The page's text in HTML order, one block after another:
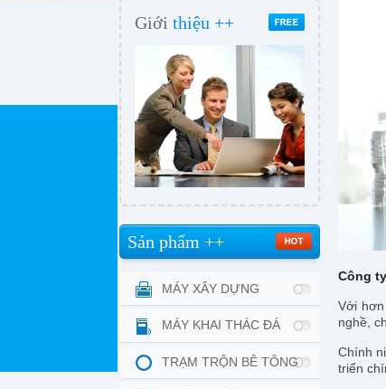
Công
Với
nghề,
Chính
triển
Giới thiệu ++
Sản phẩm ++
MÁY XÂY DỰNG
MÁY KHAI THÁC ĐÁ
TRẠM TRỘN BÊ TÔNG